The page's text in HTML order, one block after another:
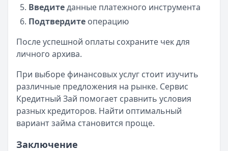
Введитеданные платежного инструмента
Подтвердите операцию
После успешной оплаты сохраните чек для
личного архива.
При выборе финансовых услуг стоит изучить
различные предложения на рынке. Сервис
Кредитный Зай помогает сравнить условия
разных кредиторов. Найти оптимальный
вариант займа становится проще.
Заключение